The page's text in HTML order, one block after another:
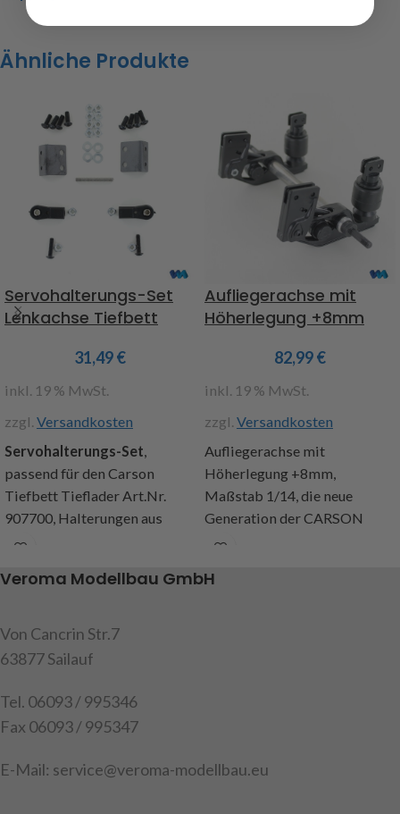
Ähnliche Produkte
Servohalterungs-Set
Lenkachse Tiefbett
31,49€
inkl. 19 % MwSt.
zzgl. Versandkosten
Servohalterungs-Set
passend für den Carson
Tiefbett Tieflader Art.Nr.
907700, Halterungen aus
Stahl, Servoaufnahme
Lenkstange mit Kugelköpfen
Lenkachse, Inhalt: 1
Servohalter, 1 Lenkstange mit
Montagematerial, Anleitung
Achtung!Nicht für Kinder
Art.Nr. 907701
Aufliegerachse mit
Höherlegung +8mm
82,99€
inkl. 19 % MwSt.
zzgl. Versandkosten
Aufliegerachse mit
Höherlegung +8mm,
Maßstab 1/14, die neue
Generation der CARSON
Aufliegerachsen mit
Höherlegung. Unebenheiten
mit Höherlegung +8mm)
Veroma Modellbau GmbH
Von Cancrin Str.7
63877 Sailauf
Tel. 06093 / 995346
Fax 06093 / 995347
E-Mail: service@veroma-modellbau.eu